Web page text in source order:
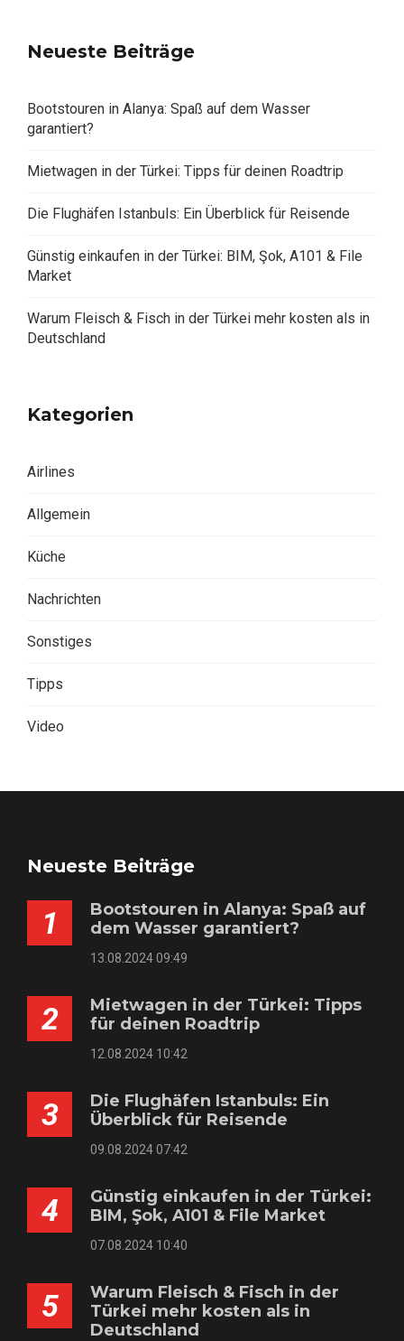
Neueste Beiträge
Bootstouren in Alanya: Spaß auf dem Wasser
garantiert?
Mietwagen in der Türkei: Tipps für deinen Roadtrip
Die Flughäfen Istanbuls: Ein Überblick für Reisende
Günstig einkaufen in der Türkei: BIM, Şok, A101 & File
Market
Warum Fleisch & Fisch in der Türkei mehr kosten als in
Deutschland
Kategorien
Airlines
Allgemein
Küche
Nachrichten
Sonstiges
Tipps
Video
Neueste Beiträge
1
Bootstouren in Alanya: Spaß auf
dem Wasser garantiert?
13.08.2024 09:49
2
Mietwagen in der Türkei: Tipps
für deinen Roadtrip
12.08.2024 10:42
3
Die Flughäfen Istanbuls: Ein
Überblick für Reisende
09.08.2024 07:42
4
Günstig einkaufen in der Türkei:
BIM, Şok, A101 & File Market
07.08.2024 10:40
5
Warum Fleisch & Fisch in der
Türkei mehr kosten als in
Deutschland